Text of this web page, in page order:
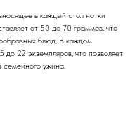
в каждый стол нотки
от 50 до 70 граммов, что
блюд. В каждом
до 22 экземпляров, что позволяет
семейного ужина.